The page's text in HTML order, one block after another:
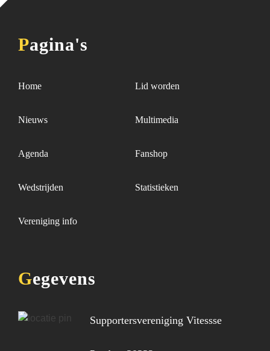
Pagina's
Home
Nieuws
Agenda
Wedstrijden
Vereniging info
Lid worden
Multimedia
Fanshop
Statistieken
Gegevens
Supportersvereniging Vitessse